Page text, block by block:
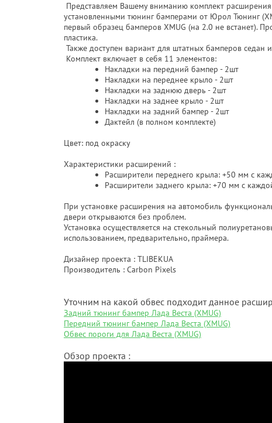
Представляем Вашему вниманию комплект
установленными тюнинг бамперами от Юрол Тюнинг
первый образец бамперов XMUG (на 2.0 не встанет).
пластика.
Также доступен вариант для штатных бамперов седан
Комплект включает в себя 11 элементов:
Накладки на передний бампер - 2шт
Накладки на переднее крыло - 2шт
Накладки на заднюю дверь - 2шт
Накладки на заднее крыло - 2шт
Накладки на задний бампер - 2шт
Дактейл (в полном комплекте)
Цвет: под окраску
Характеристики расширений :
Расширители переднего крыла: +50 мм с
Расширители заднего крыла: +70 мм с
При установке расширения на автомобиль
двери открываются без проблем.
Установка осуществляется на стекольный
использованием, предварительно, праймера.
Дизайнер проекта : TLIBEKUA
Производитель : Carbon Pixels
Уточним на какой обвес подходит данное
Задний тюнинг бампер Лада Веста (XMUG)
Передний тюнинг бампер Лада Веста (XMUG)
Обвес пороги для Лада Веста (XMUG)
Обзор проекта :